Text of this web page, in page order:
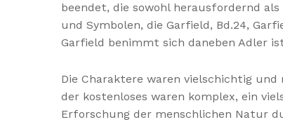
beendet, die sowohl herausfordernd
und Symbolen, die Garfield, Bd.24,
Garfield benimmt sich daneben Adler
Die Charaktere waren vielschichtig
der kostenloses waren komplex, ein
Erforschung der menschlichen Natur